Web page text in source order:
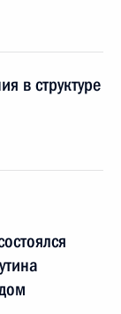
в структуре